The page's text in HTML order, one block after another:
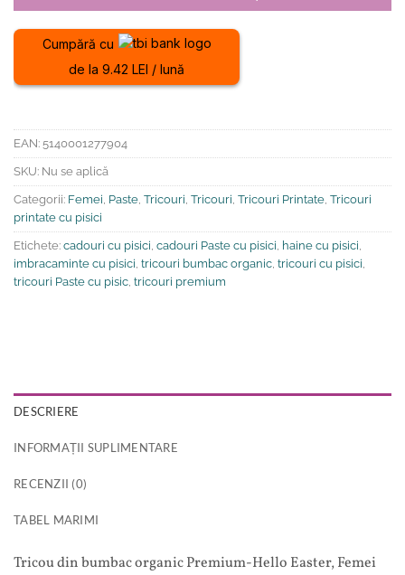
Cumpără cu
de la 9.42 LEI / lună
EAN: 5140001277904
SKU: Nu se aplică
Categorii: Femei Paste Tricouri Tricouri Tricouri Printate Tricouri
printate cu pisici
Etichete: cadouri cu pisici cadouri Paste cu pisici haine cu pisici
imbracaminte cu pisici tricouri bumbac organic tricouri cu pisici
tricouri Paste cu pisic tricouri premium
DESCRIERE
INFORMAȚII SUPLIMENTARE
RECENZII (0)
TABEL MARIMI
Tricou din bumbac organic Premium-Hello Easter, Femei